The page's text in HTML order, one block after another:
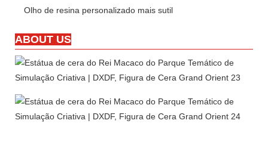
Olho de resina personalizado mais sutil
ABOUT US